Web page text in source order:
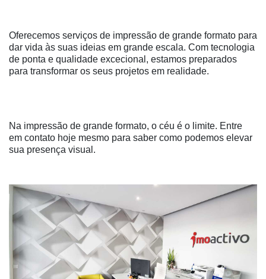
Oferecemos serviços de impressão de grande formato para
dar vida às suas ideias em grande escala. Com tecnologia
de ponta e qualidade excecional, estamos preparados
para transformar os seus projetos em realidade.
Na impressão de grande formato, o céu é o limite. Entre
em contato hoje mesmo para saber como podemos elevar
sua presença visual.